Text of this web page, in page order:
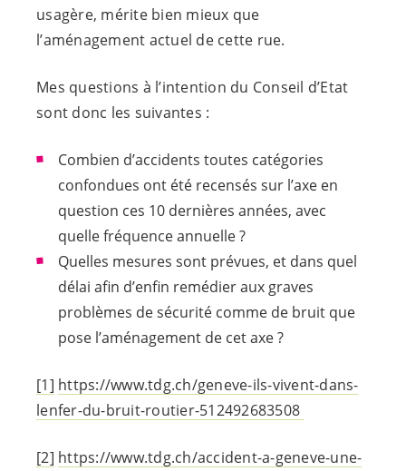
usagère, mérite bien mieux que
l’aménagement actuel de cette rue.
Mes questions à l’intention du Conseil d’Etat
sont donc les suivantes :
Combien d’accidents toutes catégories
confondues ont été recensés sur l’axe en
question ces 10 dernières années, avec
quelle fréquence annuelle ?
Quelles mesures sont prévues, et dans quel
délai afin d’enfin remédier aux graves
problèmes de sécurité comme de bruit que
pose l’aménagement de cet axe ?
[1] https://www.tdg.ch/geneve-ils-vivent-dans-
lenfer-du-bruit-routier-512492683508
[2] https://www.tdg.ch/accident-a-geneve-une-